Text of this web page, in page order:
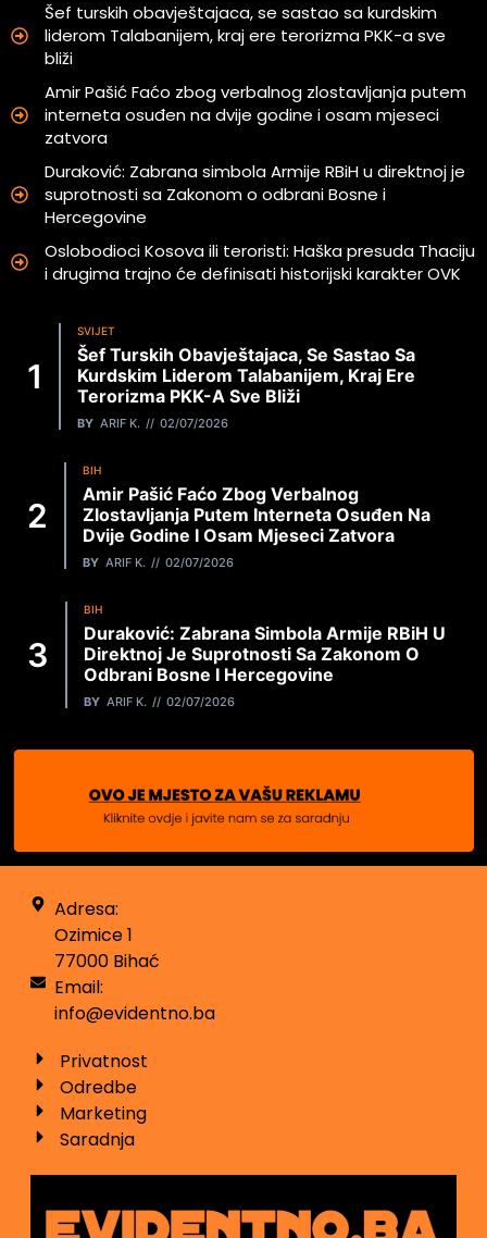
Šef turskih obavještajaca, se sastao sa kurdskim
liderom Talabanijem, kraj ere terorizma PKK-a sve
bliži
Amir Pašić Faćo zbog verbalnog zlostavljanja putem
interneta osuđen na dvije godine i osam mjeseci
zatvora
Duraković: Zabrana simbola Armije RBiH u direktnoj je
suprotnosti sa Zakonom o odbrani Bosne i
Hercegovine
Oslobodioci Kosova ili teroristi: Haška presuda Thaciju
i drugima trajno će definisati historijski karakter OVK
SVIJET
Šef Turskih Obavještajaca, Se Sastao Sa
Kurdskim Liderom Talabanijem, Kraj Ere
Terorizma PKK-A Sve Bliži
BY ARIF K. 02/07/2026
BIH
Amir Pašić Faćo Zbog Verbalnog
Zlostavljanja Putem Interneta Osuđen Na
Dvije Godine I Osam Mjeseci Zatvora
BY ARIF K. 02/07/2026
BIH
Duraković: Zabrana Simbola Armije RBiH U
Direktnoj Je Suprotnosti Sa Zakonom O
Odbrani Bosne I Hercegovine
BY ARIF K. 02/07/2026
Adresa:
Ozimice 1
77000 Bihać
Email:
info@evidentno.ba
Privatnost
Odredbe
Marketing
Saradnja